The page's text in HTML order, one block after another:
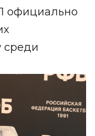
официально
среди